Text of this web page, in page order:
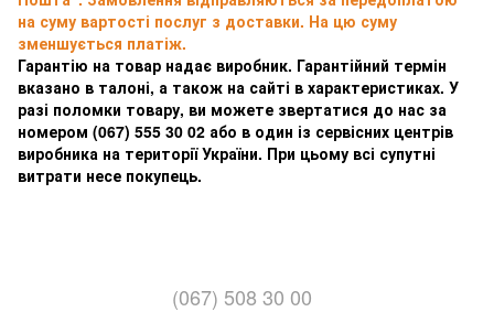
на суму вартості послуг з доставки. На цю суму
зменшується платіж.
Гарантію на товар надає виробник. Гарантійний термін
вказано в талоні, а також на сайті в характеристиках. У
разі поломки товару, ви можете звертатися до нас за
номером (067) 555 30 02 або в один із сервісних центрів
виробника на території України. При цьому всі супутні
витрати несе покупець.
(067) 508 30 00